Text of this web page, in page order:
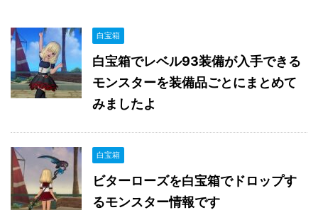
白宝箱
白宝箱でレベル93装備が入手できる
モンスターを装備品ごとにまとめて
みましたよ
白宝箱
ビターローズを白宝箱でドロップす
るモンスター情報です